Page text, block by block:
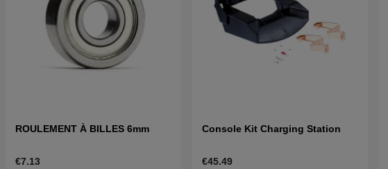
ROULEMENT À BILLES 6mm
€7.13
Console Kit Charging Station
€45.49